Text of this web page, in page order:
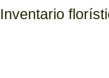
Inventario